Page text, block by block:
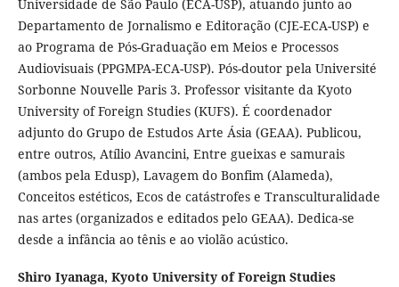
Universidade de São Paulo (ECA-USP), atuando junto ao
Departamento de Jornalismo e Editoração (CJE-ECA-USP) e
ao Programa de Pós-Graduação em Meios e Processos
Audiovisuais (PPGMPA-ECA-USP). Pós-doutor pela Université
Sorbonne Nouvelle Paris 3. Professor visitante da Kyoto
University of Foreign Studies (KUFS). É coordenador
adjunto do Grupo de Estudos Arte Ásia (GEAA). Publicou,
entre outros, Atílio Avancini, Entre gueixas e samurais
(ambos pela Edusp), Lavagem do Bonfim (Alameda),
Conceitos estéticos, Ecos de catástrofes e Transculturalidade
nas artes (organizados e editados pelo GEAA). Dedica-se
desde a infância ao tênis e ao violão acústico.
Shiro Iyanaga, Kyoto University of Foreign Studies